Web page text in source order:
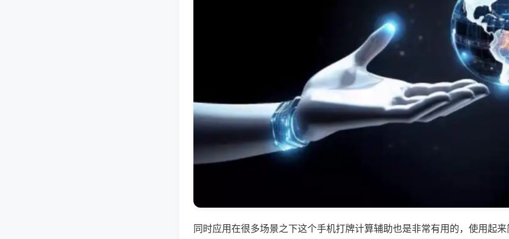
同时应用在很多场景之下这个手机打牌计算辅助也是非常有用的，使用起